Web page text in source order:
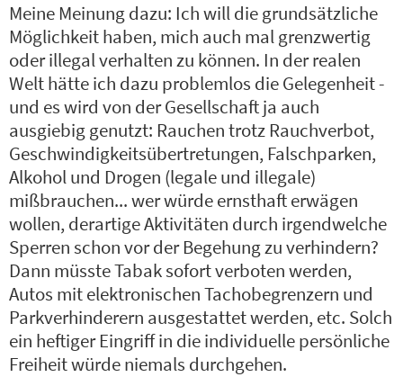
Meine Meinung dazu: Ich will die grundsätzliche
Möglichkeit haben, mich auch mal grenzwertig
oder illegal verhalten zu können. In der realen
Welt hätte ich dazu problemlos die Gelegenheit -
und es wird von der Gesellschaft ja auch
ausgiebig genutzt: Rauchen trotz Rauchverbot,
Geschwindigkeitsübertretungen, Falschparken,
Alkohol und Drogen (legale und illegale)
mißbrauchen... wer würde ernsthaft erwägen
wollen, derartige Aktivitäten durch irgendwelche
Sperren schon vor der Begehung zu verhindern?
Dann müsste Tabak sofort verboten werden,
Autos mit elektronischen Tachobegrenzern und
Parkverhinderern ausgestattet werden, etc. Solch
ein heftiger Eingriff in die individuelle persönliche
Freiheit würde niemals durchgehen.